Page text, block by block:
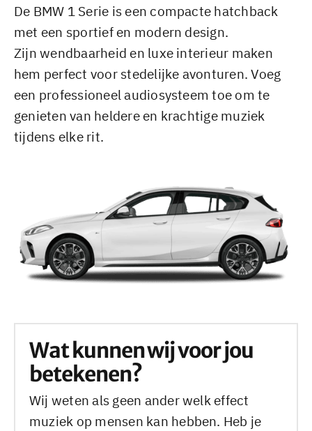
De BMW 1 Serie is een compacte hatchback
met een sportief en modern design.
Zijn wendbaarheid en luxe interieur maken
hem perfect voor stedelijke avonturen. Voeg
een professioneel audiosysteem toe om te
genieten van heldere en krachtige muziek
tijdens elke rit.
Wat kunnen wij voor jou
betekenen?
Wij weten als geen ander welk effect
muziek op mensen kan hebben. Heb je